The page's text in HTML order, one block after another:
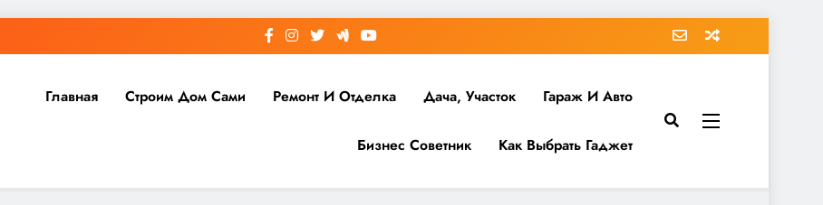
Главная Строим Дом Сами Ремонт И Отделка Дача, Участок Гараж И Авто
Бизнес Советник Как Выбрать Гаджет